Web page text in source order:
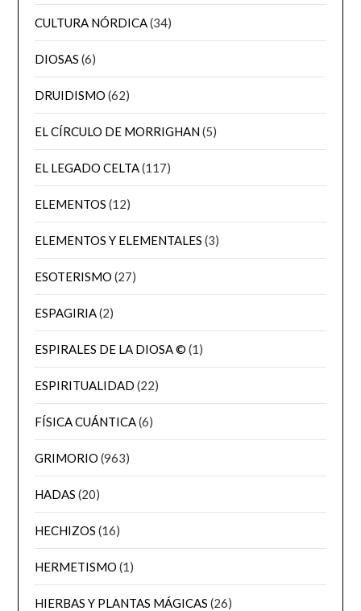
CULTURA NÓRDICA(34)
DIOSAS (6)
DRUIDISMO (62)
EL CÍRCULO DE MORRIGHAN(5)
EL LEGADO CELTA(117)
ELEMENTOS (12)
ELEMENTOS Y ELEMENTALES (3)
ESOTERISMO (27)
ESPAGIRIA(2)
ESPIRALES DE LA DIOSA © (1)
ESPIRITUALIDAD (22)
FÍSICA CUÁNTICA(6)
GRIMORIO (963)
HADAS (20)
HECHIZOS (16)
HERMETISMO (1)
HIERBAS Y PLANTAS MÁGICAS (26)